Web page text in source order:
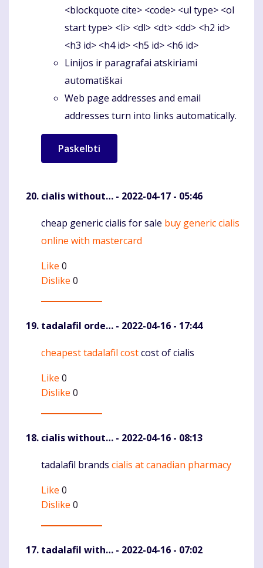
<blockquote cite> <code> <ul type> <ol
start type> <li> <dl> <dt> <dd> <h2 id>
<h3 id> <h4 id> <h5 id> <h6 id>
Linijos ir paragrafai atskiriami
automatiškai
Web page addresses and email
addresses turn into links automatically.
cialis without… - 2022-04-17 - 05:46
Komentaras
cheap generic cialis for sale buy generic cialis
online with mastercard
Like 0
Dislike 0
tadalafil orde… - 2022-04-16 - 17:44
Komentaras
cheapest tadalafil costcost of cialis
Like 0
Dislike 0
cialis without… - 2022-04-16 - 08:13
Komentaras
tadalafil brands cialis at canadian pharmacy
Like 0
Dislike 0
tadalafil with… - 2022-04-16 - 07:02